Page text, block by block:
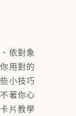
依對象
用對的
小技巧
著你心
片教學